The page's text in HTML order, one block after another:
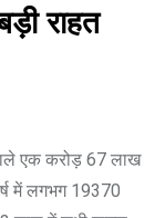
राहत
एक करोड़ 67 लाख
में लगभग 19370